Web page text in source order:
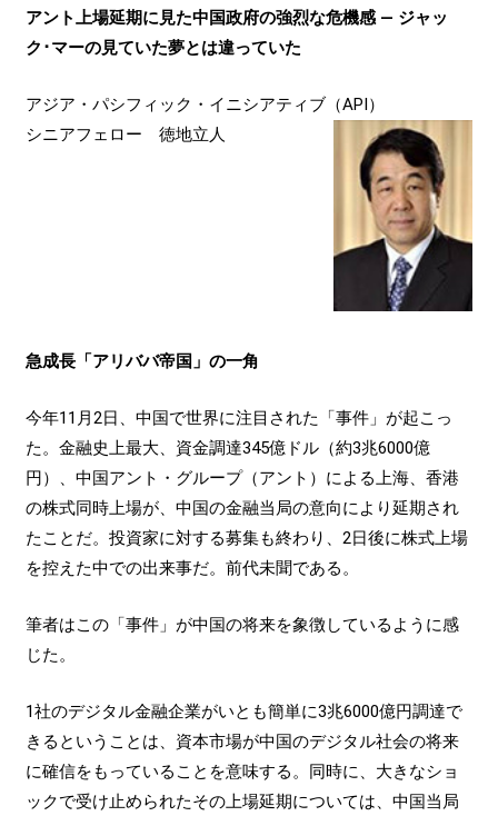
アント上場延期に見た中国政府の強烈な危機感 ― ジャッ
ク･マーの見ていた夢とは違っていた
アジア・パシフィック・イニシアティブ（API）
シニアフェロー 徳地立人
急成長「アリババ帝国」の一角
今年11月2日、中国で世界に注目された「事件」が起こっ
た。金融史上最大、資金調達345億ドル（約3兆6000億
円）、中国アント・グループ（アント）による上海、香港
の株式同時上場が、中国の金融当局の意向により延期され
たことだ。投資家に対する募集も終わり、2日後に株式上場
を控えた中での出来事だ。前代未聞である。
筆者はこの「事件」が中国の将来を象徴しているように感
じた。
1社のデジタル金融企業がいとも簡単に3兆6000億円調達で
きるということは、資本市場が中国のデジタル社会の将来
に確信をもっていることを意味する。同時に、大きなショ
ックで受け止められたその上場延期については、中国当局